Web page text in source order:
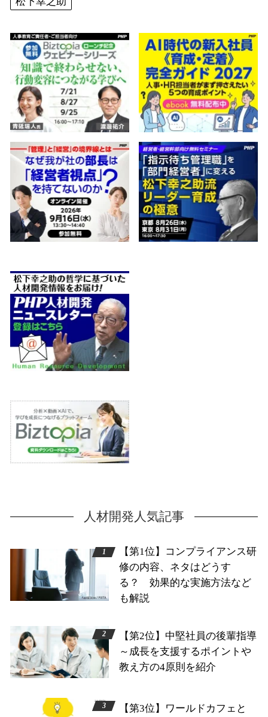
人材開発人気記事
【第1位】コンプライアンス研
修の内容、ネタはどうす
る？ 効果的な実施方法など
も解説
【第2位】中堅社員の後輩指導
～成長を支援するポイントや
教え方の4原則を紹介
【第3位】ワールドカフェと